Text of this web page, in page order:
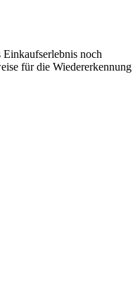
noch
für die Wiedererkennung